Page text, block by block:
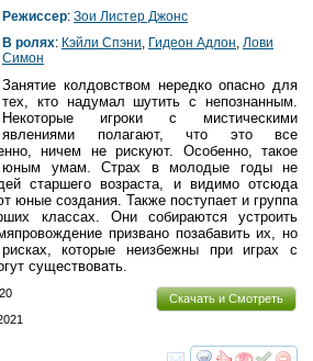
Режиссер: Зои Листер Джонс
В ролях: Кэйли Спэни, Гидеон Адлон, Лови
Симон
Занятие колдовством нередко опасно для
тех, кто надумал шутить с непознанным.
Некоторые игроки с мистическими
явлениями полагают, что это все
ничем не рискуют. Особенно, такое
юным умам. Страх в молодые годы не
старшего возраста, и видимо отсюда
юные создания. Также поступает и группа
классах. Они собираются устроить
призвано позабавить их, но
которые неизбежны при играх с
существовать.
Скачать и Смотреть